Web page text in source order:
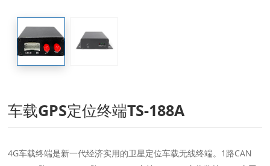
车载GPS定位终端TS-188A
4G车载终端是新一代经济实用的卫星定位车载无线终端。1路CAN